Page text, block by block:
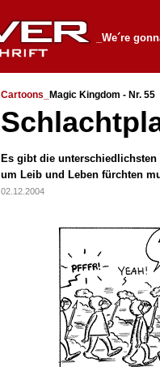
_We´re
Cartoons_ Magic Kingdom - Nr. 55
Es gibt die
um Leib und Leben fürchten
02.12.2004